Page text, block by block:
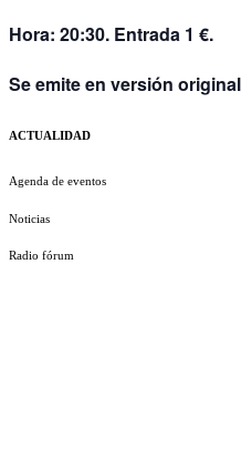
Hora: 20:30. Entrada 1 €.
Se emite en versión
ACTUALIDAD
Agenda de eventos
Noticias
Radio fórum